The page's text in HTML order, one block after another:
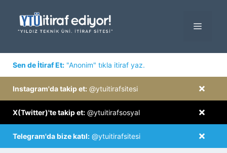
MENÜ
Sen de İtiraf Et: "Anonim" tıkla itiraf yaz.
×
Instagram'da takip et: @ytuitirafsitesi
×
X(Twitter)'te takip et: @ytuitirafsosyal
×
Telegram'da bize katıl: @ytuitirafsitesi